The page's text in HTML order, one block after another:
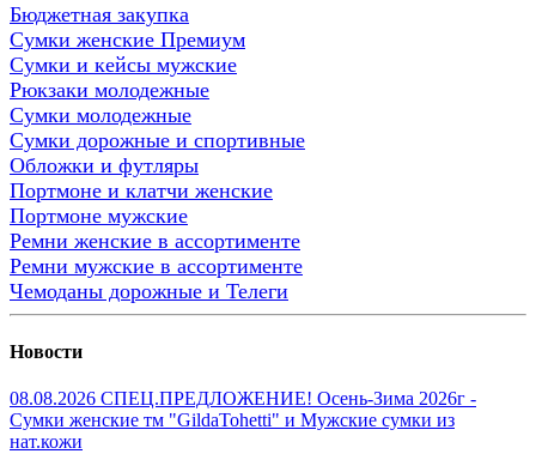
Бюджетная закупка
Сумки женские Премиум
Сумки и кейсы мужские
Рюкзаки молодежные
Сумки молодежные
Сумки дорожные и спортивные
Обложки и футляры
Портмоне и клатчи женские
Портмоне мужские
Ремни женские в ассортименте
Ремни мужские в ассортименте
Чемоданы дорожные и Телеги
Новости
08.08.2026 СПЕЦ.ПРЕДЛОЖЕНИЕ! Осень-Зима 2026г -
Сумки женские тм "GildaTohetti" и Мужские сумки из
нат.кожи